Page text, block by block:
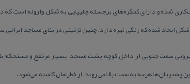
شده و دارای كنگره‌های برجسته چلیپایی به شكل وارونه است كه
ایجاد شده كه رنگی تیره دارد. چنین تزئینی در بنای مساجد
پشتیبان‌ها هرچه به سمت بالا می‌روند، از قطرشان كاسته می‌شود.